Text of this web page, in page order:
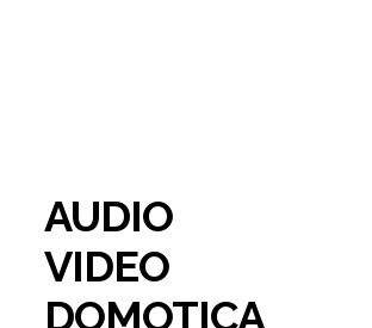
AUDIO
VIDEO
DOMOTICA